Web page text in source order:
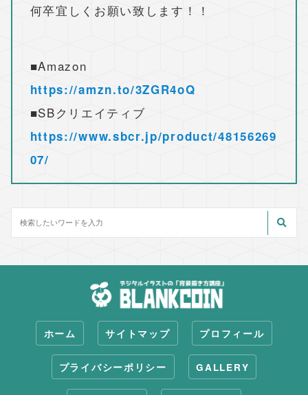
何卒宜しくお願い致します！！
■Amazon
https://amzn.to/3ZGR4oQ
■SBクリエイティブ
https://www.sbcr.jp/product/48156269
07/
ホーム サイトマップ プロフィール
プライバシーポリシー GALLERY